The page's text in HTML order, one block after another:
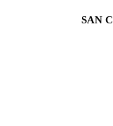
Huéspedes de
Reconocimientos -
SAN